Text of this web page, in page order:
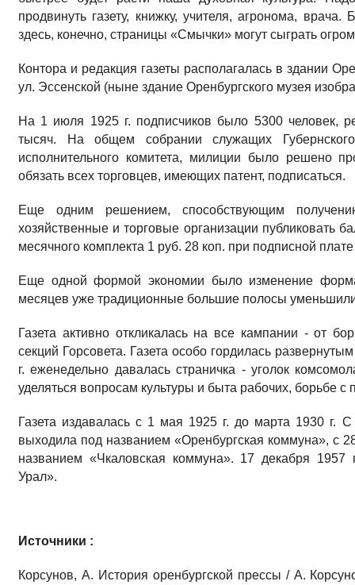
продвинуть газету, книжку, учителя, агронома,
здесь, конечно, страницы «Смычки» могут сыграть
Контора и редакция газеты располагалась в здании
ул. Эссенской (ныне здание Оренбургского музея
На 1 июля 1925 г. подписчиков было 5300 человек,
тысяч. На общем собрании служащих Губернского
исполнительного комитета, милиции было решено
обязать всех торговцев, имеющих патент, подписаться.
Еще одним решением, способствующим
хозяйственные и торговые организации публиковать
месячного комплекта 1 руб. 28 коп. при подписной
Еще одной формой экономии было изменение
месяцев уже традиционные большие полосы
Газета активно откликалась на все кампании - от
секций Горсовета. Газета особо гордилась
г. еженедельно давалась страничка - уголок
уделяться вопросам культуры и быта рабочих, борьбе с
Газета издавалась с 1 мая 1925 г. до марта 1930 г.
выходила под названием «Оренбургская коммуна», с
названием «Чкаловская коммуна». 17 декабря
Урал».
Источники :
Корсунов, А. История оренбургской прессы / А.